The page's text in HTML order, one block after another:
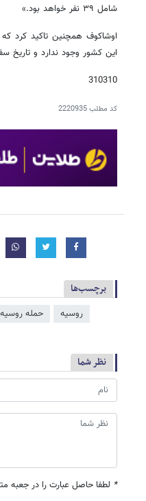
شامل ۳۹ نفر خواهد بود.»
اوشاکوف همچنین تاکید کرد
این کشور وجود ندارد و تاریخ
310310
کد مطلب2220935
برچسب‌ها
روسیه حمله روسیه
نظر شما
* لطفا حاصل عبارت را در جعبه